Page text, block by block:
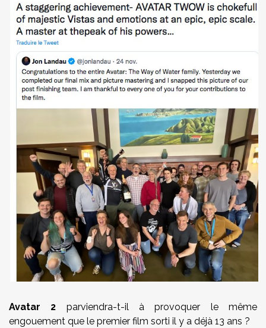
Avatar 2 parviendra-t-il à provoquer le même
engouement que le premier film sorti il y a déjà 13 ans ?